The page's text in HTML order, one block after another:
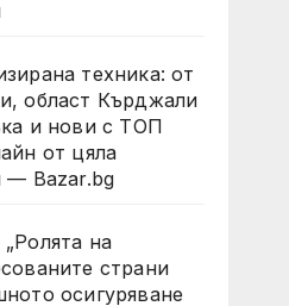
техника: от
област Кърджали
и нови с ТОП
от цяла
— Bazar.bg
на
страни
осигуряване